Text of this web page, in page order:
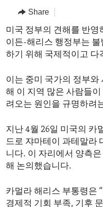
Navigation
Skip
to
Search
AFRICA
AMERICAS
ASIA
MIDDLE EAST
TOPICS
HUMAN RIGHTS
SECURITY AND DEFENSE
DEMOCRACY AND
ECONOMY AND TRADE
IDEALS AND
ARCHIVE
ABOUT US
Share
미국 정부의 견해를 반
이든-해리스 행정부는
하기 위해 국제적이고 다
이는 중미 국가의 정부와
해 이 지역 많은 사람들
려오는 원인을 규명하려
지난 4월 26일 미국의 카
드로 쟈마테이 과테말라
니다. 이 자리에서 양측
해 논의했습니다.
카멀라 해리스 부통령은
경제적 기회 부족, 기후